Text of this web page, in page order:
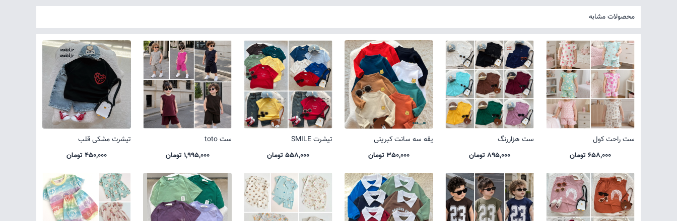
محصولات مشابه
ست راحت کول
658,000 تومان
ست هزاررنگ
895,000 تومان
یقه سه سانت کبریتی
350,000 تومان
تیشرت SMILE
558,000 تومان
ست toto
1,995,000 تومان
تیشرت مشکی قلب
450,000 تومان